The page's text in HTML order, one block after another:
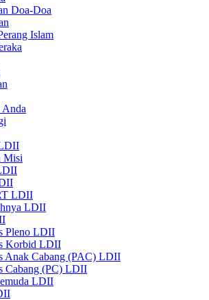
Doa-Doa
Islam
Anda
Misi
LDII
LDII
Pleno LDII
Korbid LDII
Anak Cabang (PAC) LDII
Cabang (PC) LDII
LDII